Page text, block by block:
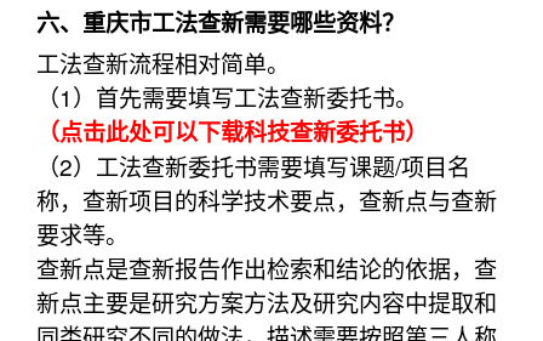
六、重庆市工法查新需要哪些资料？
工法查新流程相对简单。
（1）首先需要填写工法查新委托书。
（点击此处可以下载科技查新委托书）
（2）工法查新委托书需要填写课题/项目名
称，查新项目的科学技术要点，查新点与查新
要求等。
查新点是查新报告作出检索和结论的依据，查
新点主要是研究方案方法及研究内容中提取和